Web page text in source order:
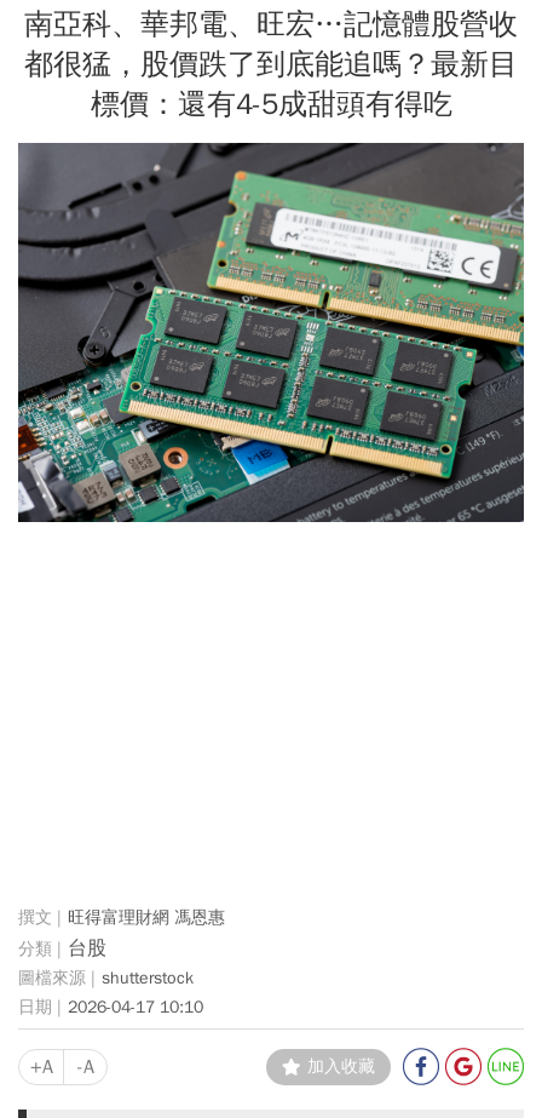
南亞科、華邦電、旺宏…記憶體股營收
都很猛，股價跌了到底能追嗎？最新目
標價：還有4-5成甜頭有得吃
旺得富理財網 馮恩惠
台股
shutterstock
2026-04-17 10:10
+A -A 加入收藏